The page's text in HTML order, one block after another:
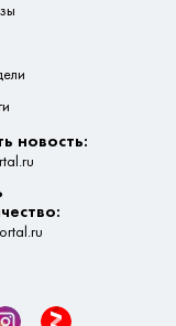
новость: